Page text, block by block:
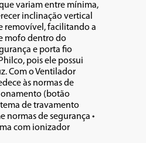
variam entre mínima,
inclinação vertical
removível, facilitando a
mofo dentro do
e porta fio
pois ele possui
Com o Ventilador
às normas de
(botão
de travamento
normas de segurança •
com ionizador